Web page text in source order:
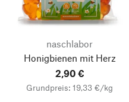
naschlabor
Honigbienen mit Herz
2,90 €
Grundpreis: 19,33 €/kg